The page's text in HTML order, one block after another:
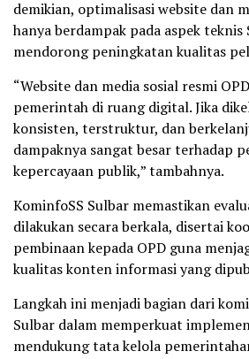
demikian, optimalisasi website dan
hanya berdampak pada aspek teknis
mendorong peningkatan kualitas
“Website dan media sosial resmi
pemerintah di ruang digital. Jika
konsisten, terstruktur, dan
dampaknya sangat besar terhadap
kepercayaan publik,” tambahnya.
KominfoSS Sulbar memastikan
dilakukan secara berkala, disertai
pembinaan kepada OPD guna
kualitas konten informasi yang
Langkah ini menjadi bagian dari
Sulbar dalam memperkuat
mendukung tata kelola